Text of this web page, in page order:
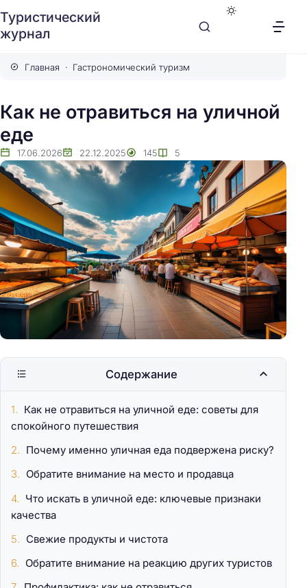
Туристический
журнал
Главная Гастрономический туризм
Как не отравиться на уличной
еде
17.06.2026 22.12.2025 145 5
Содержание
Как не отравиться на уличной еде: советы для
спокойного путешествия
Почему именно уличная еда подвержена риску?
Обратите внимание на место и продавца
Что искать в уличной еде: ключевые признаки
качества
Свежие продукты и чистота
Обратите внимание на реакцию других туристов